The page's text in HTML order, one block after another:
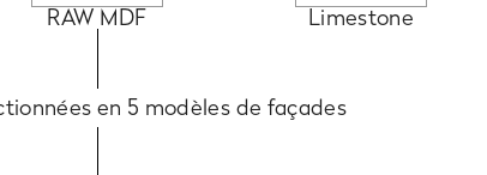
RAW MDF Limestone
en 5 modèles de façades